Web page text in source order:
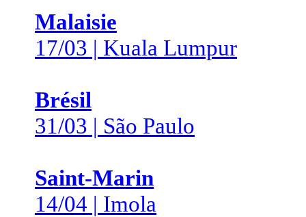
Malaisie
17/03 | Kuala Lumpur
Brésil
31/03 | São Paulo
Saint-Marin
14/04 | Imola